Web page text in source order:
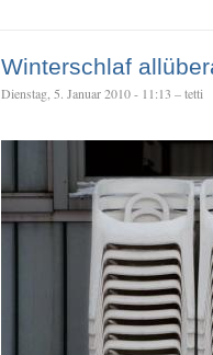
Winterschlaf
Dienstag, 5. Januar 2010 - 11:13 – tetti